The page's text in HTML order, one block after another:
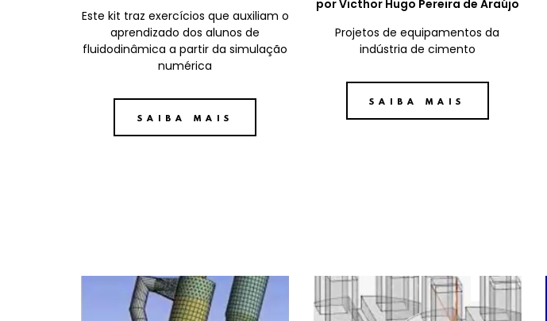
Este kit traz exercícios que auxiliam o
aprendizado dos alunos de
fluidodinâmica a partir da simulação
numérica
SAIBA MAIS
por Victhor Hugo Pereira de Araújo
Projetos de equipamentos da
indústria de cimento
SAIBA MAIS